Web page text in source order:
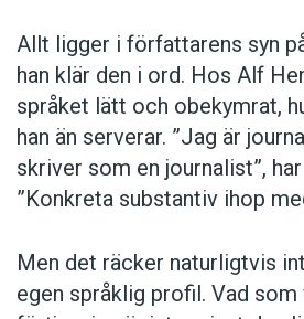
Allt ligger i författarens syn
han klär den i ord. Hos Alf
språket lätt och obekymrat,
han än serverar. ”Jag är
skriver som en journalist”,
”Konkreta substantiv ihop
Men det räcker naturligtvis
egen språklig profil. Vad som